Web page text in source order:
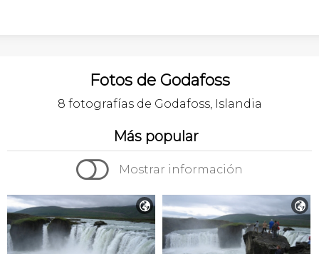
Fotos de Godafoss
8 fotografías de Godafoss, Islandia
Más popular
 Mostrar información
 